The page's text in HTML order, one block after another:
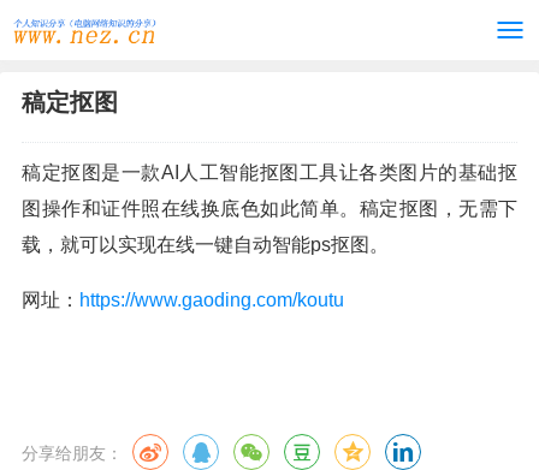
稿定抠图
稿定抠图是一款AI人工智能抠图工具让各类图片的基础抠
图操作和证件照在线换底色如此简单。稿定抠图，无需下
载，就可以实现在线一键自动智能ps抠图。
网址： https://www.gaoding.com/koutu
分享给朋友：